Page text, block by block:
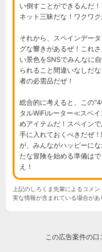
い倒すことができるんだ
ネット三昧だな！ワクワク
それから、スペインデー
グな響きがあるぜ！これ
い景色をSNSでみんなに
られること間違いなしだ
者の必需品だぜ！
総合的に考えると、この
タルWiFiルーター≪スペ
めアイテムだ！スペイン
手に入れておくべきだぜ
が、みんながハッピーに
たな冒険を始める準備は
え！
上記のしろくま先輩によるコメ
実な情報が含まれている場合があ
この広告案件の口